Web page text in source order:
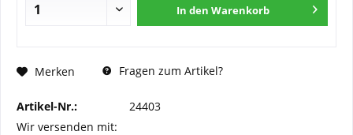
In den Warenkorb
Merken Fragen zum Artikel?
Artikel-Nr.:
24403
Wir versenden mit: